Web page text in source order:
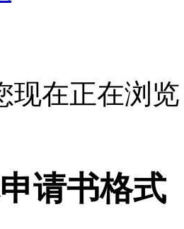
现在正在浏
请书格式